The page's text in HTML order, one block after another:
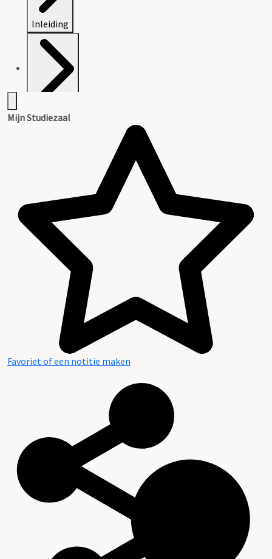
Inleiding
Mijn Studiezaal
Favoriet of een notitie maken